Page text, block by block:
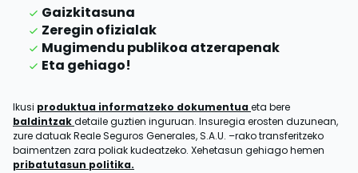
Gaizkitasuna
Zeregin ofizialak
Mugimendu publikoa atzerapenak
Eta gehiago!
Ikusi produktua informatzeko dokumentua eta bere
baldintzakdetaile guztien inguruan. Insuregia erosten duzunean,
zure datuak Reale Seguros Generales, S.A.U. –rako transferitzeko
baimentzen zara poliak kudeatzeko. Xehetasun gehiago hemen
pribatutasun politika.